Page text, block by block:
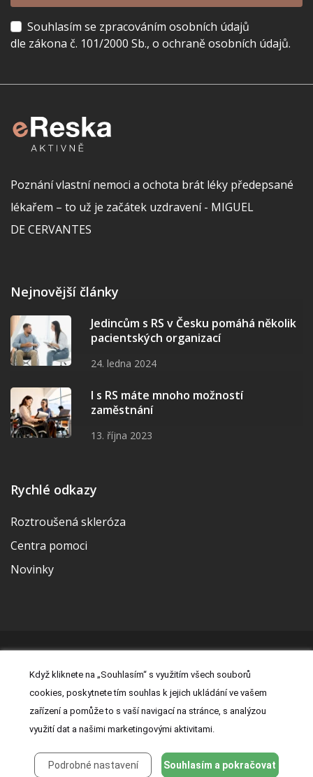
Souhlasím se zpracováním osobních údajů
dle zákona č. 101/2000 Sb., o ochraně osobních údajů.
Poznání vlastní nemoci a ochota brát léky předepsané
lékařem – to už je začátek uzdravení - MIGUEL
DE CERVANTES
Nejnovější články
Jedincům s RS v Česku pomáhá několik
pacientských organizací
24. ledna 2024
I s RS máte mnoho možností
zaměstnání
13. října 2023
Rychlé odkazy
Roztroušená skleróza
Centra pomoci
Novinky
Právní prohlášení|Prohlášení o cookies|Nastavení cookies
Kontakt|Zásady zpracování osobních údajů
Když kliknete na „Souhlasím“ s využitím všech souborů
cookies, poskytnete tím souhlas k jejich ukládání ve vašem
zařízení a pomůže to s vaší navigací na stránce, s analýzou
využití dat a našimi marketingovými aktivitami.
Podrobné nastavení Souhlasím a pokračovat